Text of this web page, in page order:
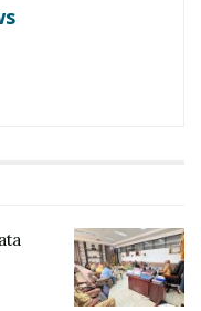
Voli Kantor PUPR